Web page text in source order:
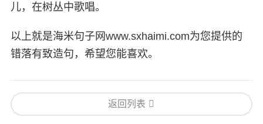
儿，在树丛中歌唱。
以上就是海米句子网www.sxhaimi.com为您提供的
错落有致造句，希望您能喜欢。
返回列表